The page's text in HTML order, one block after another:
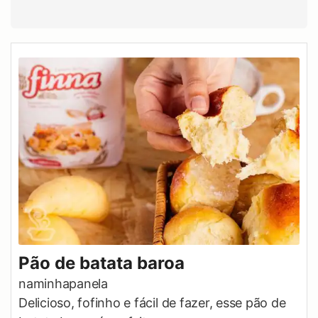
Pão de batata baroa
naminhapanela
Delicioso, fofinho e fácil de fazer, esse pão de